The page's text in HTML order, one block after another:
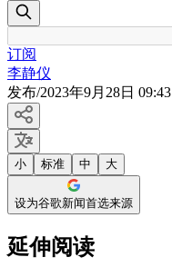
订阅
李静仪
发布/2023年9月28日 09:43
小 标准 中 大
设为谷歌新闻首选来源
延伸阅读